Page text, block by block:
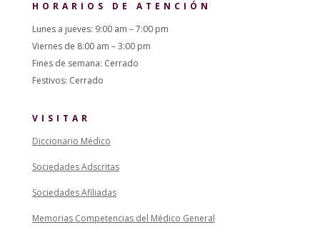
HORARIOS DE ATENCIÓN
Lunes a jueves: 9:00 am – 7:00 pm
Viernes de 8:00 am – 3:00 pm
Fines de semana: Cerrado
Festivos: Cerrado
VISITAR
Diccionario Médico
Sociedades Adscritas
Sociedades Afiliadas
Memorias Competencias del Médico General